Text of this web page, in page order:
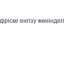
енгізу жөніндегі